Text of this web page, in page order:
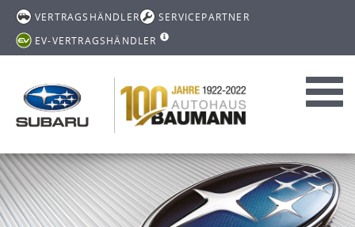
VERTRAGSHÄNDLER
SERVICEPARTNER
EV-VERTRAGSHÄNDLER